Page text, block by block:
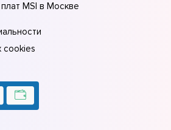
MSI в Москве
cookies